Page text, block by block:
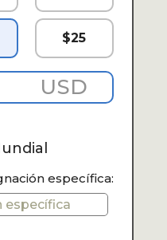
$25
USD
específica: